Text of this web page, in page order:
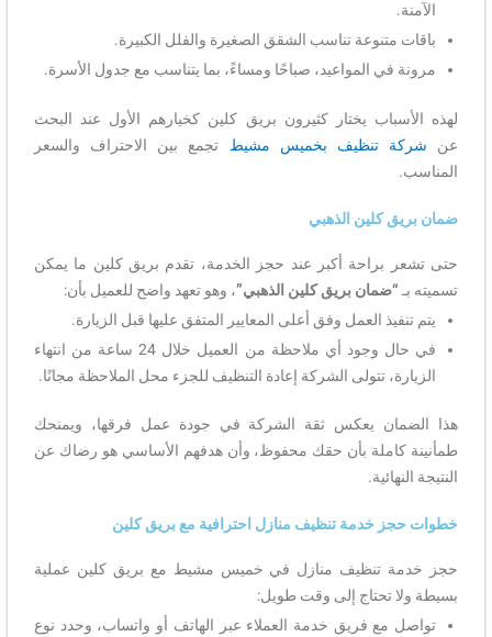
الآمنة.
باقات متنوعة تناسب الشقق الصغيرة والفلل الكبيرة.
مرونة في المواعيد، صباحًا ومساءً، بما يتناسب مع جدول الأسرة.
لهذه الأسباب يختار كثيرون بريق كلين كخيارهم الأول عند البحث
عن شركة تنظيف بخميس مشيط تجمع بين الاحتراف والسعر
المناسب.
ضمان بريق كلين الذهبي
حتى تشعر براحة أكبر عند حجز الخدمة، تقدم بريق كلين ما يمكن
تسميته بـ “ضمان بريق كلين الذهبي”، وهو تعهد واضح للعميل بأن:
يتم تنفيذ العمل وفق أعلى المعايير المتفق عليها قبل الزيارة.
في حال وجود أي ملاحظة من العميل خلال 24 ساعة من انتهاء
الزيارة، تتولى الشركة إعادة التنظيف للجزء محل الملاحظة مجانًا.
هذا الضمان يعكس ثقة الشركة في جودة عمل فرقها، ويمنحك
طمأنينة كاملة بأن حقك محفوظ، وأن هدفهم الأساسي هو رضاك عن
النتيجة النهائية.
خطوات حجز خدمة تنظيف منازل احترافية مع بريق كلين
حجز خدمة تنظيف منازل في خميس مشيط مع بريق كلين عملية
بسيطة ولا تحتاج إلى وقت طويل:
تواصل مع فريق خدمة العملاء عبر الهاتف أو واتساب، وحدد نوع